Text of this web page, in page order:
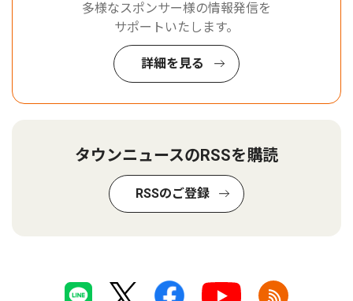
多様なスポンサー様の情報発信を
サポートいたします。
詳細を見る
タウンニュースのRSSを購読
RSSのご登録